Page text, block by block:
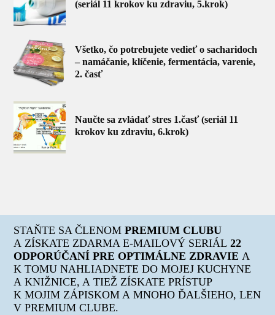
(seriál 11 krokov ku zdraviu, 5.krok)
Všetko, čo potrebujete vedieť o sacharidoch
– namáčanie, klíčenie, fermentácia, varenie,
2. časť
Naučte sa zvládať stres 1.časť (seriál 11
krokov ku zdraviu, 6.krok)
STAŇTE SA ČLENOMPREMIUM CLUBU
A ZÍSKATE ZDARMA E-MAILOVÝ SERIÁL22
ODPORÚČANÍ PRE OPTIMÁLNE ZDRAVIE A
K TOMU NAHLIADNETE DO MOJEJ KUCHYNE
A KNIŽNICE, A TIEŽ ZÍSKATE PRÍSTUP
K MOJIM ZÁPISKOM A MNOHO ĎALŠIEHO, LEN
V PREMIUM CLUBE.